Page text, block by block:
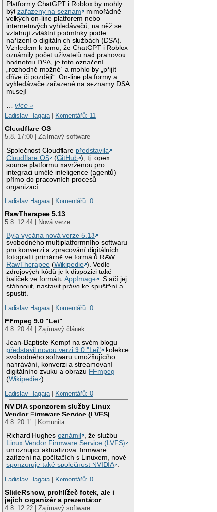
Platformy ChatGPT i Roblox by mohly
býtzařazeny na seznam
mimořádně
velkých on-line platforem nebo
internetových vyhledávačů, na něž se
vztahují zvláštní podmínky podle
nařízení o digitálních službách (DSA).
Vzhledem k tomu, že ChatGPT i Roblox
oznámily počet uživatelů nad prahovou
hodnotou DSA, je toto označení
„rozhodně možné“ a mohlo by „přijít
dříve či později“. On-line platformy a
vyhledávače zařazené na seznamy DSA
musejí
…více »
Ladislav Hagara| Komentářů: 11
Cloudflare OS
5.8. 17:00 | Zajímavý software
Společnost Cloudflare představila
Cloudflare OS
(GitHub ), tj. open
source platformu navrženou pro
integraci umělé inteligence (agentů)
přímo do pracovních procesů
organizací.
Ladislav Hagara| Komentářů: 0
RawTherapee 5.13
5.8. 12:44 | Nová verze
Byla vydána nová verze 5.13
svobodného multiplatformního softwaru
pro konverzi a zpracování digitálních
fotografií primárně ve formátů RAW
RawTherapee (Wikipedie ). Vedle
zdrojových kódů je k dispozici také
balíček ve formátuAppImage . Stačí jej
stáhnout, nastavit právo ke spuštění a
spustit.
Ladislav Hagara| Komentářů: 0
FFmpeg 9.0 "Lei"
4.8. 20:44 | Zajímavý článek
Jean-Baptiste Kempf na svém blogu
představil novou verzi 9.0 "Lei"
kolekce
svobodného softwaru umožňujícího
nahrávání, konverzi a streamovaní
digitálního zvuku a obrazu FFmpeg
(Wikipedie ).
Ladislav Hagara| Komentářů: 0
NVIDIA sponzorem služby Linux
Vendor Firmware Service (LVFS)
4.8. 20:11 | Komunita
Richard Hughesoznámil
, že službu
Linux Vendor Firmware Service (LVFS)
umožňující aktualizovat firmware
zařízení na počítačích s Linuxem, nově
sponzoruje také společnost NVIDIA .
Ladislav Hagara| Komentářů: 0
SlideRshow, prohlížeč fotek, ale i
jejich organizér a prezentátor
4.8. 12:22 | Zajímavý software